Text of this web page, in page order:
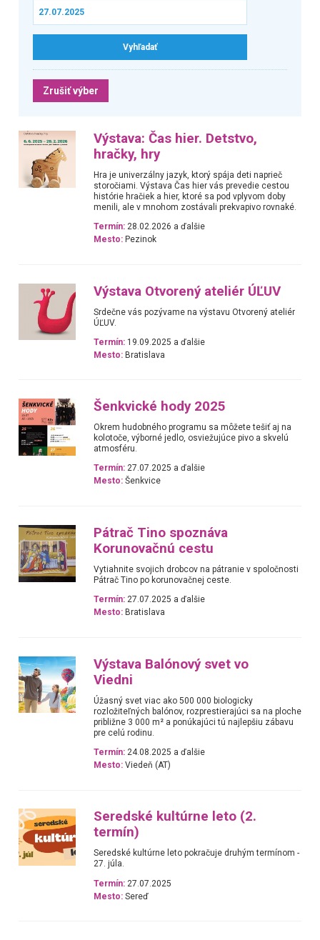
Zrušiť výber
Výstava: Čas hier. Detstvo,
hračky, hry
Hra je univerzálny jazyk, ktorý spája deti naprieč
storočiami. Výstava Čas hier vás prevedie cestou
histórie hračiek a hier, ktoré sa pod vplyvom doby
menili, ale v mnohom zostávali prekvapivo rovnaké.
Termín: 28.02.2026 a ďalšie
Mesto: Pezinok
Výstava Otvorený ateliér ÚĽUV
Srdečne vás pozývame na výstavu Otvorený ateliér
ÚĽUV.
Termín: 19.09.2025 a ďalšie
Mesto: Bratislava
Šenkvické hody 2025
Okrem hudobného programu sa môžete tešiť aj na
kolotoče, výborné jedlo, osviežujúce pivo a skvelú
atmosféru.
Termín: 27.07.2025 a ďalšie
Mesto: Šenkvice
Pátrač Tino spoznáva
Korunovačnú cestu
Vytiahnite svojich drobcov na pátranie v spoločnosti
Pátrač Tino po korunovačnej ceste.
Termín: 27.07.2025 a ďalšie
Mesto: Bratislava
Výstava Balónový svet vo
Viedni
Úžasný svet viac ako 500 000 biologicky
rozložiteľných balónov, rozprestierajúci sa na ploche
približne 3 000 m² a ponúkajúci tú najlepšiu zábavu
pre celú rodinu.
Termín: 24.08.2025 a ďalšie
Mesto: Viedeň (AT)
Seredské kultúrne leto (2.
termín)
Seredské kultúrne leto pokračuje druhým termínom -
27. júla.
Termín: 27.07.2025
Mesto: Sereď